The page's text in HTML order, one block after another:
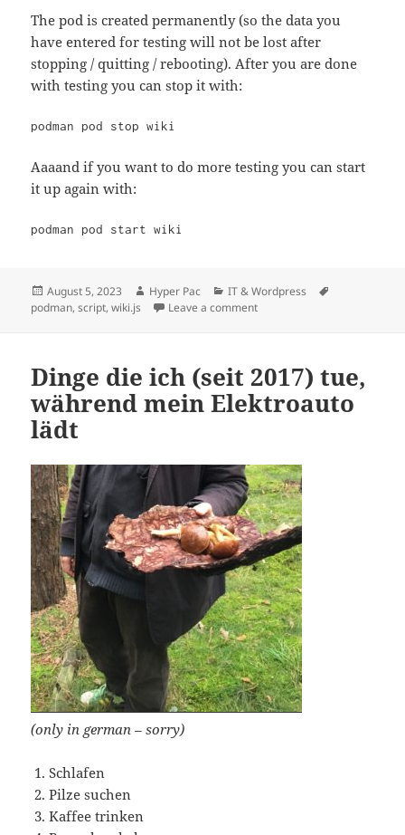
The pod is created permanently (so the data you
have entered for testing will not be lost after
stopping / quitting / rebooting). After you are done
with testing you can stop it with:
Aaaand if you want to do more testing you can start
it up again with:
podman pod start wiki
Posted
on
August 5, 2023 Author
Hyper Pac Categories
IT & Wordpress
podman,script,wiki.js Leave a commenton wiki.js podman script
Dinge die ich (seit 2017) tue,
während mein Elektroauto
lädt
(only in german – sorry)
Schlafen
Pilze suchen
Kaffee trinken